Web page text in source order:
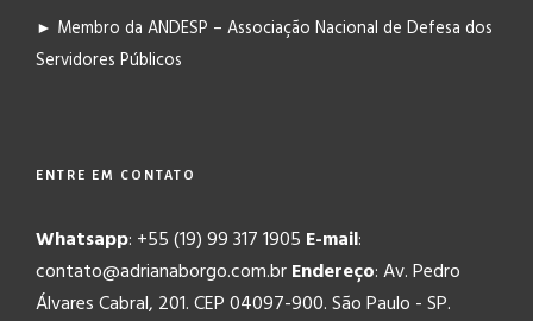
► Membro da ANDESP – Associação Nacional de Defesa dos
Servidores Públicos
ENTRE EM CONTATO
Whatsapp: +55 (19) 99 317 1905 E-mail:
contato@adrianaborgo.com.brEndereço: Av. Pedro
Álvares Cabral, 201. CEP 04097-900. São Paulo - SP.